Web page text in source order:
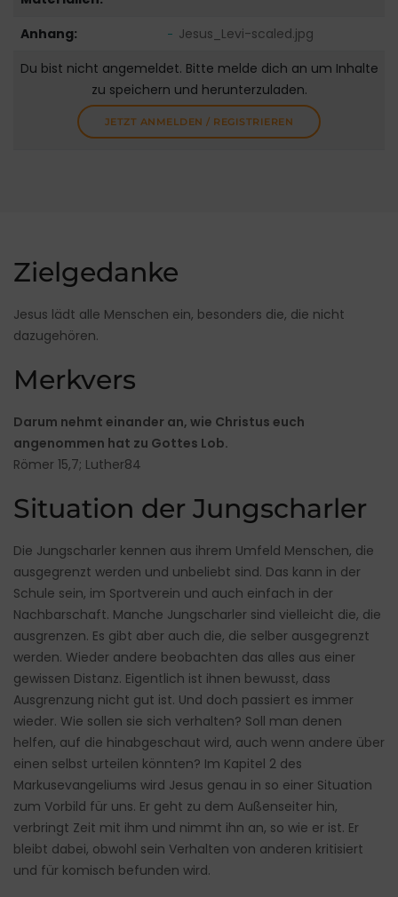
Anhang:
Jesus_Levi-scaled.jpg
Du bist nicht angemeldet. Bitte melde dich an um Inhalte
zu speichern und herunterzuladen.
JETZT ANMELDEN / REGISTRIEREN
Zielgedanke
Jesus lädt alle Menschen ein, besonders die, die nicht
dazugehören.
Merkvers
Darum nehmt einander an, wie Christus euch
angenommen hat zu Gottes Lob.
Römer 15,7; Luther84
Situation der Jungscharler
Die Jungscharler kennen aus ihrem Umfeld Menschen, die
ausgegrenzt werden und unbeliebt sind. Das kann in der
Schule sein, im Sportverein und auch einfach in der
Nachbarschaft. Manche Jungscharler sind vielleicht die, die
ausgrenzen. Es gibt aber auch die, die selber ausgegrenzt
werden. Wieder andere beobachten das alles aus einer
gewissen Distanz. Eigentlich ist ihnen bewusst, dass
Ausgrenzung nicht gut ist. Und doch passiert es immer
wieder. Wie sollen sie sich verhalten? Soll man denen
helfen, auf die hinabgeschaut wird, auch wenn andere über
einen selbst urteilen könnten? Im Kapitel 2 des
Markusevangeliums wird Jesus genau in so einer Situation
zum Vorbild für uns. Er geht zu dem Außenseiter hin,
verbringt Zeit mit ihm und nimmt ihn an, so wie er ist. Er
bleibt dabei, obwohl sein Verhalten von anderen kritisiert
und für komisch befunden wird.